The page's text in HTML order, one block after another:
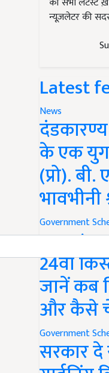
न्यूज़लेटर की
Latest
News
के एक युग
(प्रो).
भावभीनी
Government
PM
24वीं
जानें कब
और कैसे
Government
सरकार दे